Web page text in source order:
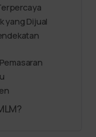
yang Dijual